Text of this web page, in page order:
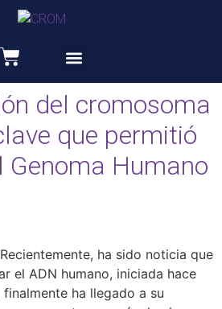
del cromosoma
que permitió
Genoma Humano
ha sido noticia que
el ADN humano, iniciada hace
ha llegado a su